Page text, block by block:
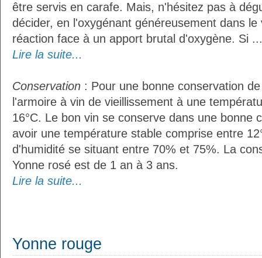
être servis en carafe. Mais, n'hésitez pas à
décider, en l'oxygénant généreusement dans
réaction face à un apport brutal d'oxygène. Si ...
Lire la suite...
Conservation : Pour une bonne conservation
l'armoire à vin de vieillissement à une
16°C. Le bon vin se conserve dans une bonne
avoir une température stable comprise entre
d'humidité se situant entre 70% et 75%. La
Yonne rosé est de 1 an à 3 ans.
Lire la suite...
Yonne rouge